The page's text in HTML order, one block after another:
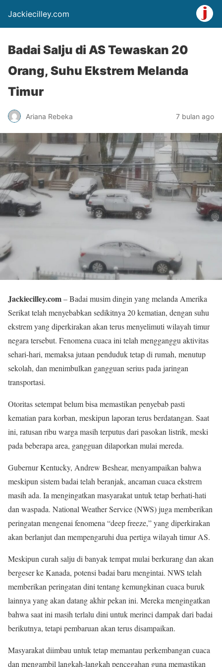
Jackiecilley.com
Badai Salju di AS Tewaskan 20
Orang, Suhu Ekstrem Melanda
Timur
Ariana Rebeka 7 bulan ago
Jackiecilley.com– Badai musim dingin yang melanda Amerika
Serikat telah menyebabkan sedikitnya 20 kematian, dengan suhu
ekstrem yang diperkirakan akan terus menyelimuti wilayah timur
negara tersebut. Fenomena cuaca ini telah mengganggu aktivitas
sehari-hari, memaksa jutaan penduduk tetap di rumah, menutup
sekolah, dan menimbulkan gangguan serius pada jaringan
transportasi.
Otoritas setempat belum bisa memastikan penyebab pasti
kematian para korban, meskipun laporan terus berdatangan. Saat
ini, ratusan ribu warga masih terputus dari pasokan listrik, meski
pada beberapa area, gangguan dilaporkan mulai mereda.
Gubernur Kentucky, Andrew Beshear, menyampaikan bahwa
meskipun sistem badai telah beranjak, ancaman cuaca ekstrem
masih ada. Ia mengingatkan masyarakat untuk tetap berhati-hati
dan waspada. National Weather Service (NWS) juga memberikan
peringatan mengenai fenomena “deep freeze,” yang diperkirakan
akan berlanjut dan mempengaruhi dua pertiga wilayah timur AS.
Meskipun curah salju di banyak tempat mulai berkurang dan akan
bergeser ke Kanada, potensi badai baru mengintai. NWS telah
memberikan peringatan dini tentang kemungkinan cuaca buruk
lainnya yang akan datang akhir pekan ini. Mereka mengingatkan
bahwa saat ini masih terlalu dini untuk merinci dampak dari badai
berikutnya, tetapi pembaruan akan terus disampaikan.
Masyarakat diimbau untuk tetap memantau perkembangan cuaca
dan mengambil langkah-langkah pencegahan guna memastikan